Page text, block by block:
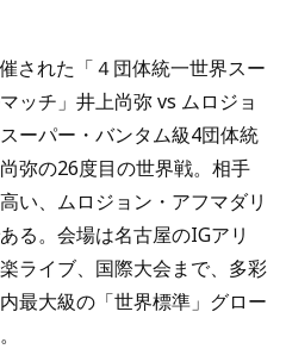
された「４団体統一世界スー
ッチ」井上尚弥 vs ムロジョ
ーパー・バンタム級4団体統
弥の26度目の世界戦。相手
い、ムロジョン・アフマダリ
る。会場は名古屋のIGアリ
ライブ、国際大会まで、多彩
最大級の「世界標準」グロー